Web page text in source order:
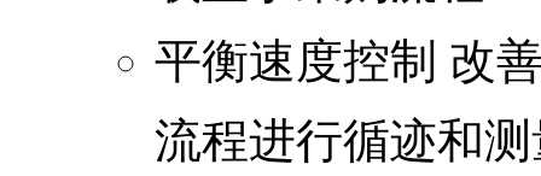
平衡速度控制 改
流程进行循迹和